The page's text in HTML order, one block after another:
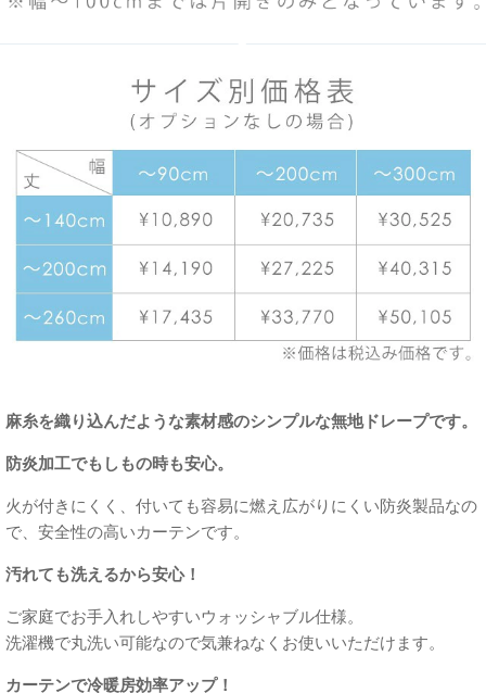
麻糸を織り込んだような素材感のシンプルな無地ドレープです。
防炎加工でもしもの時も安心。
火が付きにくく、付いても容易に燃え広がりにくい防炎製品なの
で、安全性の高いカーテンです。
汚れても洗えるから安心！
ご家庭でお手入れしやすいウォッシャブル仕様。
洗濯機で丸洗い可能なので気兼ねなくお使いいただけます。
カーテンで冷暖房効率アップ！